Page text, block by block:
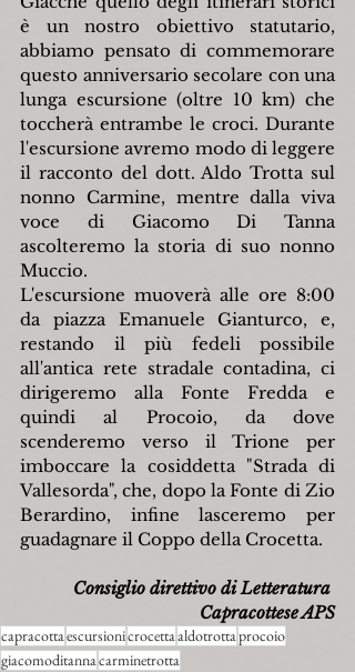
è un nostro obiettivo statutario,
abbiamo pensato di commemorare
questo anniversario secolare con una
lunga escursione (oltre 10 km) che
toccherà entrambe le croci. Durante
l'escursione avremo modo di leggere
il racconto del dott. Aldo Trotta sul
nonno Carmine, mentre dalla viva
voce di Giacomo Di Tanna
ascolteremo la storia di suo nonno
Muccio.
L'escursione muoverà alle ore 8:00
da piazza Emanuele Gianturco, e,
restando il più fedeli possibile
all'antica rete stradale contadina, ci
dirigeremo alla Fonte Fredda e
quindi al Procoio, da dove
scenderemo verso il Trione per
imboccare la cosiddetta "Strada di
Vallesorda", che, dopo la Fonte di Zio
Berardino, infine lasceremo per
guadagnare il Coppo della Crocetta.
Consiglio direttivo di Letteratura
Capracottese APS
capracottaescursionicrocettaaldotrottaprocoio
giacomoditannacarminetrotta